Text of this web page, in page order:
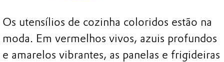
Os utensílios de cozinha coloridos estão na
moda. Em vermelhos vivos, azuis profundos
e amarelos vibrantes, as panelas e frigideiras